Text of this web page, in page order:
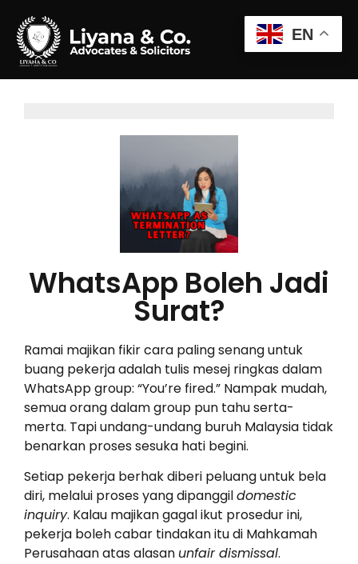
WhatsApp Boleh Jadi
Surat?
Ramai majikan fikir cara paling senang untuk
buang pekerja adalah tulis mesej ringkas dalam
WhatsApp group: “You’re fired.” Nampak mudah,
semua orang dalam group pun tahu serta-
merta. Tapi undang-undang buruh Malaysia tidak
benarkan proses sesuka hati begini.
Setiap pekerja berhak diberi peluang untuk bela
diri, melalui proses yang dipanggildomestic
inquiry. Kalau majikan gagal ikut prosedur ini,
pekerja boleh cabar tindakan itu di Mahkamah
Perusahaan atas alasan unfair dismissal.
EN